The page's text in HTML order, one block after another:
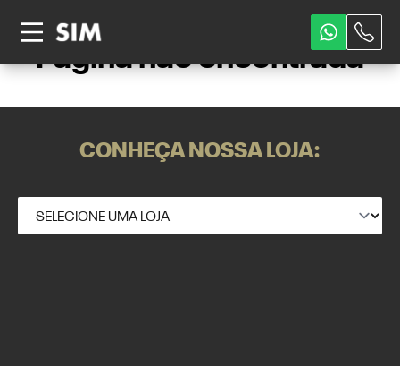
Página não encontrada
CONHEÇA NOSSA LOJA: